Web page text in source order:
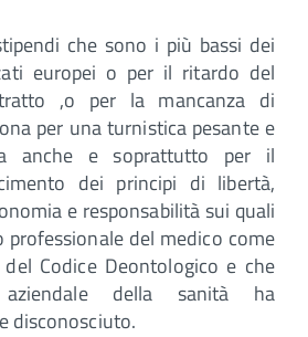
che sono i più bassi dei
europei o per il ritardo del
,o per la mancanza di
per una turnistica pesante e
anche e soprattutto per il
dei principi di libertà,
e responsabilità sui quali
professionale del medico come
Codice Deontologico e che
aziendale della sanità ha
disconosciuto.